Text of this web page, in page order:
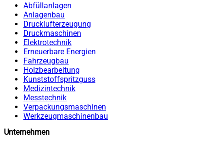
Abfüllanlagen
Anlagenbau
Drucklufterzeugung
Druckmaschinen
Elektrotechnik
Erneuerbare Energien
Fahrzeugbau
Holzbearbeitung
Kunststoffspritzguss
Medizintechnik
Messtechnik
Verpackungsmaschinen
Werkzeugmaschinenbau
Unternehmen